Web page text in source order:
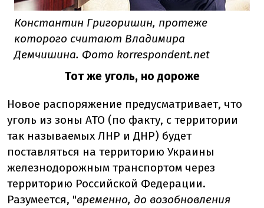
Константин Григоришин, протеже
которого считают Владимира
Демчишина. Фото korrespondent.net
Тот же уголь, но дороже
Новое распоряжение предусматривает, что
уголь из зоны АТО (по факту, с территории
так называемых ЛНР и ДНР) будет
поставляться на территорию Украины
железнодорожным транспортом через
территорию Российской Федерации.
Разумеется, "временно, до возобновления